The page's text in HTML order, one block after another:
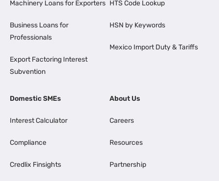
Machinery Loans for Exporters
Business Loans for
Professionals
Export Factoring Interest
Subvention
HTS Code Lookup
HSN by Keywords
Mexico Import Duty & Tariffs
Domestic SMEs
Interest Calculator
Compliance
Credlix Finsights
About Us
Careers
Resources
Partnership